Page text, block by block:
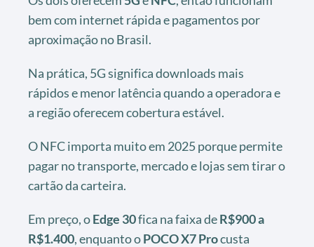
bem com internet rápida e pagamentos por
aproximação no Brasil.
Na prática, 5G significa downloads mais
rápidos e menor latência quando a operadora e
a região oferecem cobertura estável.
O NFC importa muito em 2025 porque permite
pagar no transporte, mercado e lojas sem tirar o
cartão da carteira.
Em preço, oEdge 30fica na faixa deR$900 a
R$1.400, enquanto oPOCO X7 Procusta